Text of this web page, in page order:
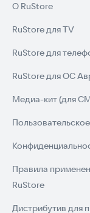
О RuStore
RuStore для TV
RuStore для
RuStore для ОС
Медиа-кит (для
Правила
RuStore
Дистрибутив для